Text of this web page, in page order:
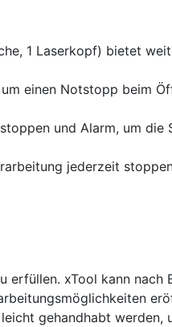
1 Laserkopf) bietet
einen Notstopp beim
und Alarm, um die
jederzeit
erfüllen. xTool kann nach
gehandhabt werden,